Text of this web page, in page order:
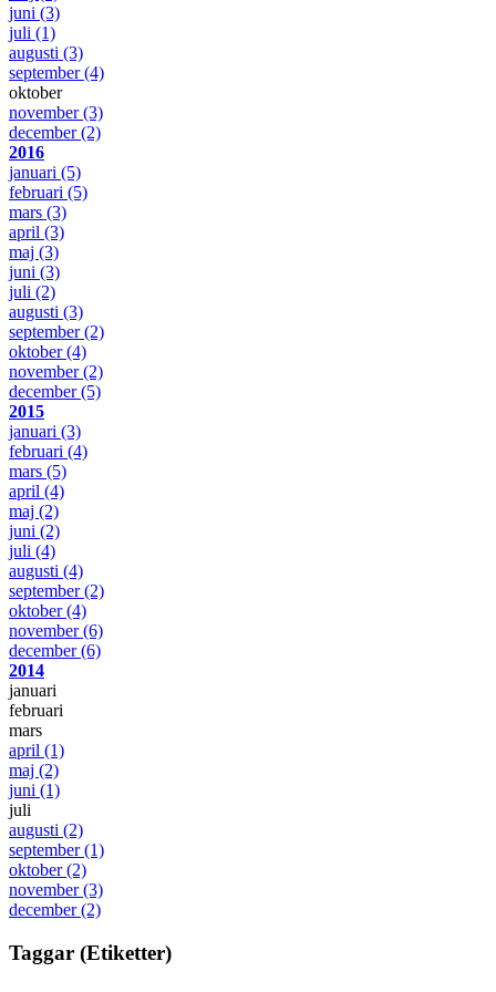
juni (3)
juli (1)
augusti (3)
september(4)
oktober
november(3)
december(2)
2016
januari (5)
februari (5)
mars (3)
april (3)
maj (3)
juni (3)
juli (2)
augusti (3)
september(2)
oktober(4)
november(2)
december(5)
2015
januari (3)
februari (4)
mars (5)
april (4)
maj (2)
juni (2)
juli (4)
augusti (4)
september(2)
oktober(4)
november(6)
december(6)
2014
januari
februari
mars
april (1)
maj (2)
juni (1)
juli
augusti (2)
september(1)
oktober(2)
november(3)
december(2)
Taggar (Etiketter)